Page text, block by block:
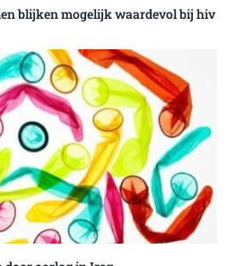
blijken mogelijk waardevol bij hiv